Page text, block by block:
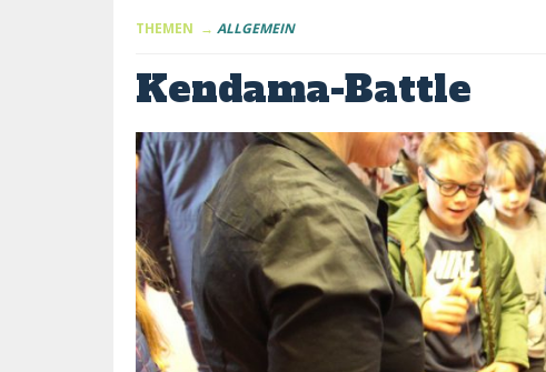
THEMEN → ALLGEMEIN
Kendama-Battle